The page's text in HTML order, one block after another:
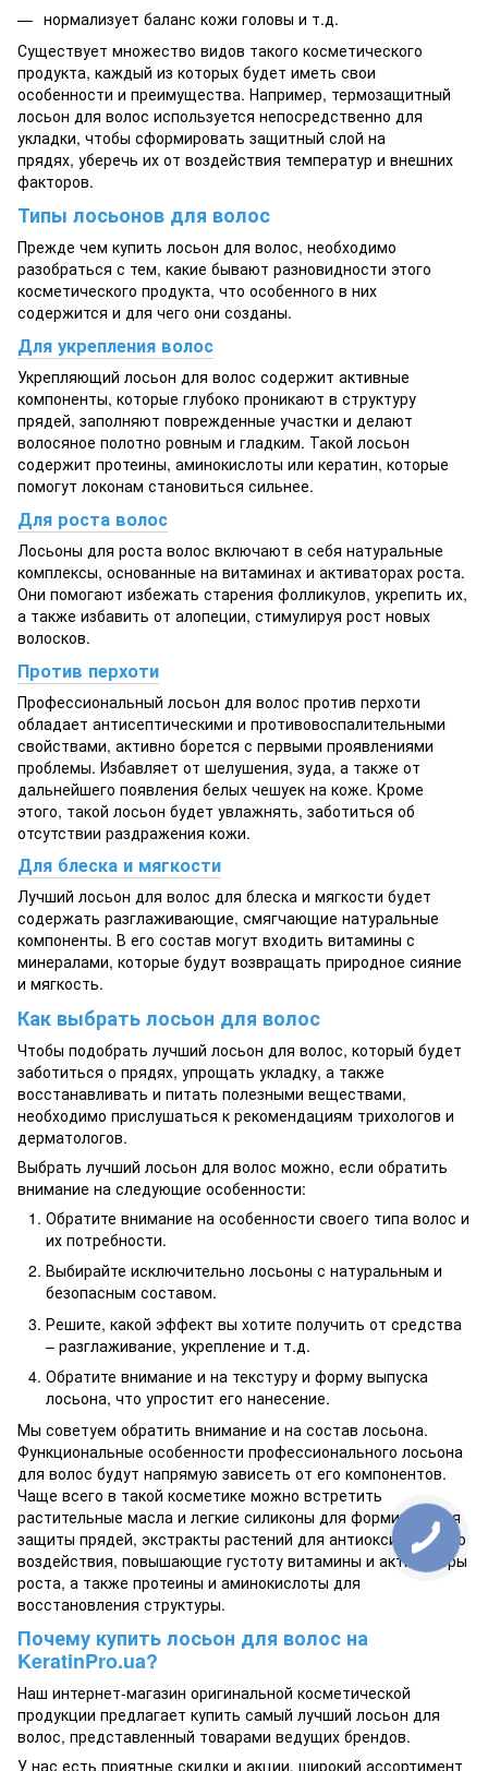
нормализует баланс кожи головы и т.д.
Существует множество видов такого косметического
продукта, каждый из которых будет иметь свои
особенности и преимущества. Например, термозащитный
лосьон для волос используется непосредственно для
укладки, чтобы сформировать защитный слой на
прядях, уберечь их от воздействия температур и внешних
факторов.
Типы лосьонов для волос
Прежде чем купить лосьон для волос, необходимо
разобраться с тем, какие бывают разновидности этого
косметического продукта, что особенного в них
содержится и для чего они созданы.
Для укрепления волос
Укрепляющий лосьон для волос содержит активные
компоненты, которые глубоко проникают в структуру
прядей, заполняют поврежденные участки и делают
волосяное полотно ровным и гладким. Такой лосьон
содержит протеины, аминокислоты или кератин, которые
помогут локонам становиться сильнее.
Для роста волос
Лосьоны для роста волос включают в себя натуральные
комплексы, основанные на витаминах и активаторах роста.
Они помогают избежать старения фолликулов, укрепить их,
а также избавить от алопеции, стимулируя рост новых
волосков.
Против перхоти
Профессиональный лосьон для волос против перхоти
обладает антисептическими и противовоспалительными
свойствами, активно борется с первыми проявлениями
проблемы. Избавляет от шелушения, зуда, а также от
дальнейшего появления белых чешуек на коже. Кроме
этого, такой лосьон будет увлажнять, заботиться об
отсутствии раздражения кожи.
Для блеска и мягкости
Лучший лосьон для волос для блеска и мягкости будет
содержать разглаживающие, смягчающие натуральные
компоненты. В его состав могут входить витамины с
минералами, которые будут возвращать природное сияние
и мягкость.
Как выбрать лосьон для волос
Чтобы подобрать лучший лосьон для волос, который будет
заботиться о прядях, упрощать укладку, а также
восстанавливать и питать полезными веществами,
необходимо прислушаться к рекомендациям трихологов и
дерматологов.
Выбрать лучший лосьон для волос можно, если обратить
внимание на следующие особенности:
Обратите внимание на особенности своего типа волос и
их потребности.
Выбирайте исключительно лосьоны с натуральным и
безопасным составом.
Решите, какой эффект вы хотите получить от средства
– разглаживание, укрепление и т.д.
Обратите внимание и на текстуру и форму выпуска
лосьона, что упростит его нанесение.
Мы советуем обратить внимание и на состав лосьона.
Функциональные особенности профессионального лосьона
для волос будут напрямую зависеть от его компонентов.
Чаще всего в такой косметике можно встретить
растительные масла и легкие силиконы для формирования
защиты прядей, экстракты растений для антиоксидантного
воздействия, повышающие густоту витамины и активаторы
роста, а также протеины и аминокислоты для
восстановления структуры.
Почему купить лосьон для волос на
KeratinPro.ua?
Наш интернет-магазин оригинальной косметической
продукции предлагает купить самый лучший лосьон для
волос, представленный товарами ведущих брендов.
У нас есть приятные скидки и акции, широкий ассортимент